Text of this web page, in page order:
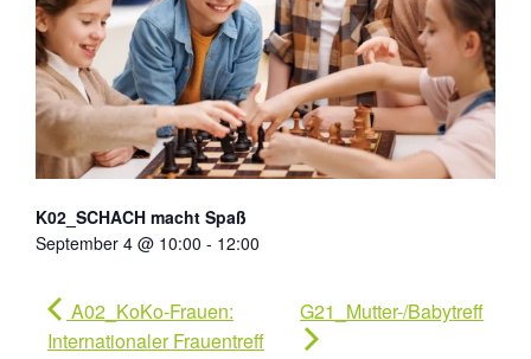
K02_SCHACH macht Spaß
September 4 @ 10:00 - 12:00
A02_KoKo-Frauen:
Internationaler Frauentreff
G21_Mutter-/Babytreff